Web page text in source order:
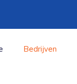
Bedrijven